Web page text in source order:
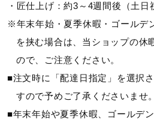
・匠仕上げ：約3～4週間後（土日
※年末年始・夏季休暇・ゴールデ
を挟む場合は、当ショップの休
ので、ご注意ください。
■注文時に「配達日指定」を選択
すので予めご了承くださいませ。
■年末年始や夏季休暇、ゴールデ